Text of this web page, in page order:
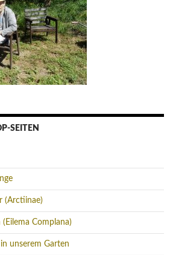
SEITEN
(Arctiinae)
Complana)
unserem Garten